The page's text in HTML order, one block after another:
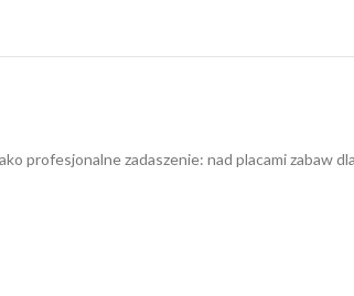
profesjonalne zadaszenie: nad placami zabaw